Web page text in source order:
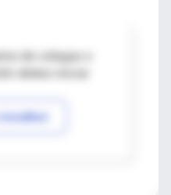
de colegas o